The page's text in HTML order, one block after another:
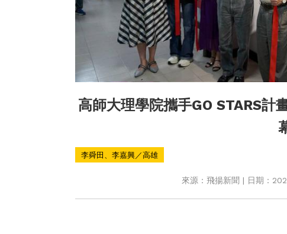
高師大理學院攜手GO STARS計
李舜田、李嘉興／高雄
來源：飛揚新聞 | 日期：